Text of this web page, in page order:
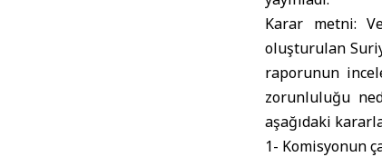
Karar metni:
oluşturulan
raporunun
zorunluluğu
aşağıdaki
1- Komisyonun